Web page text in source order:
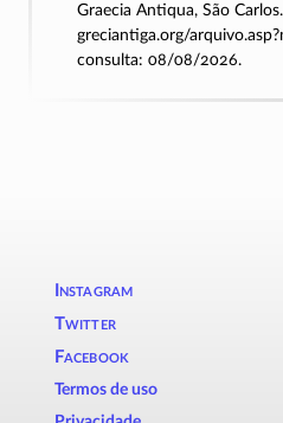
Graecia Antiqua, São
greciantiga.org/
consulta: 08/08/2026.
Instagram
Twitter
Facebook
Termos de uso